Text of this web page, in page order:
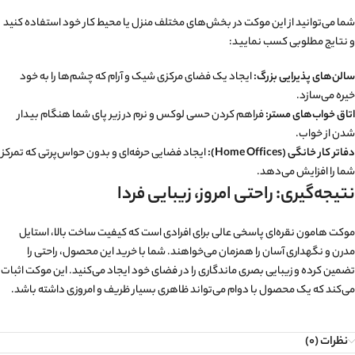
شما می‌توانید از این موکت در بخش‌های مختلف منزل یا محیط کار خود استفاده کنید
و نتایج مطلوبی کسب نمایید:
سالن‌های پذیرایی بزرگ:ایجاد یک فضای مرکزی شیک و آرام که چشم‌ها را به خود
خیره می‌سازد.
اتاق خواب‌های مستر:فراهم کردن حسی لوکس و نرم در زیر پای شما هنگام بیدار
شدن از خواب.
دفاتر کار خانگی (Home Offices):
ایجاد فضایی حرفه‌ای و بدون حواس‌پرتی که تمرکز
شما را افزایش می‌دهد.
نتیجه‌گیری: راحتی امروز، زیبایی فردا
موکت هامون نقره‌ای پاسخی عالی برای افرادی است که کیفیت ساخت بالا، استایل
مدرن و نگهداری آسان را همزمان می‌خواهند. شما با خرید این محصول، راحتی را
تضمین کرده و زیبایی بصری ماندگاری را در فضای خود ایجاد می‌کنید. این موکت اثبات
می‌کند که یک محصول با دوام می‌تواند ظاهری بسیار ظریف و امروزی داشته باشد.
نظرات (0)